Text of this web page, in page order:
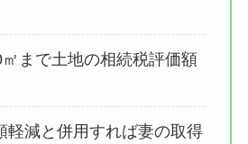
まで土地の相続税評価額
軽減と併用すれば妻の取得